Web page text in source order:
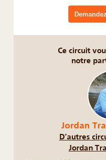
Ce circuit
notre
Jordan
D’autres
Jordan